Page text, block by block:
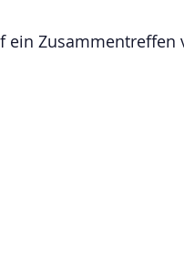
ein Zusammentreffen